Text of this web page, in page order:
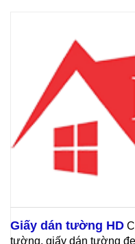
Giấy dán tường HD
tường, giấy dán tường